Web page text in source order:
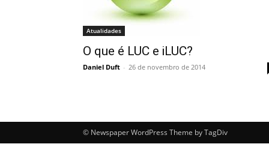
Atualidades
O que é LUC e iLUC?
Daniel Duft - 26 de novembro de 2014
© Newspaper WordPress Theme by TagDiv